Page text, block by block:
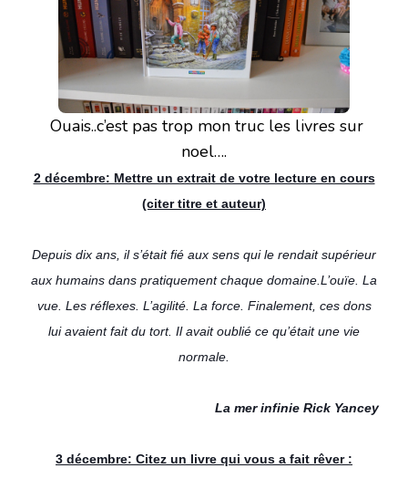
Ouais..c’est pas trop mon truc les livres sur
noel….
2 décembre: Mettre un extrait de votre lecture en cours
(citer titre et auteur)
Depuis dix ans, il s’était fié aux sens qui le rendait supérieur
aux humains dans pratiquement chaque domaine.L’ouïe. La
vue. Les réflexes. L’agilité. La force. Finalement, ces dons
lui avaient fait du tort. Il avait oublié ce qu’était une vie
normale.
La mer infinie Rick Yancey
3 décembre: Citez un livre qui vous a fait rêver :